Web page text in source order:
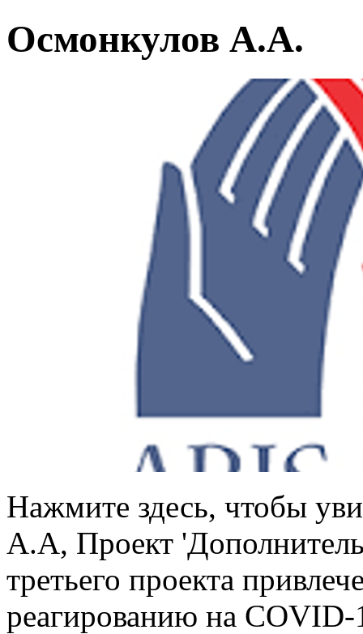
Осмонкулов А.А.
Нажмите здесь, чтобы
А.А, Проект
третьего проекта
реагированию на COVID-